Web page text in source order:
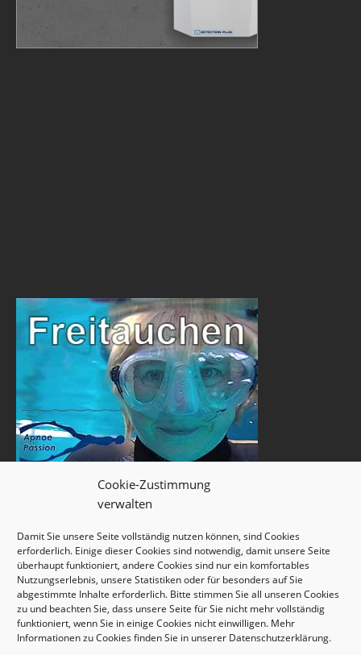
Cookie-Zustimmung
verwalten
Damit Sie unsere Seite vollständig nutzen können, sind Cookies
erforderlich. Einige dieser Cookies sind notwendig, damit unsere Seite
überhaupt funktioniert, andere Cookies sind nur ein komfortables
Nutzungserlebnis, unsere Statistiken oder für besonders auf Sie
abgestimmte Inhalte erforderlich. Bitte stimmen Sie all unseren Cookies
zu und beachten Sie, dass unsere Seite für Sie nicht mehr vollständig
funktioniert, wenn Sie in einige Cookies nicht einwilligen. Mehr
Informationen zu Cookies finden Sie in unserer Datenschutzerklärung.